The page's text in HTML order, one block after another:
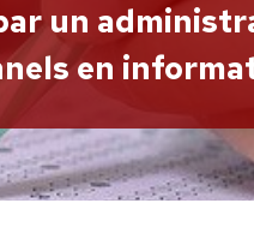
un
en